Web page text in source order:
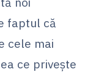
faptul că
cele mai
ce privește